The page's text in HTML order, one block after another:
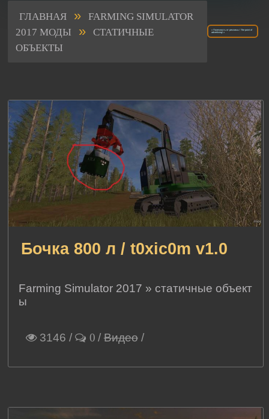
ГЛАВНАЯ »
FARMING SIMULATOR
2017 МОДЫ
»
СТАТИЧНЫЕ
ОБЪЕКТЫ
« Полезность от рекламы / The point of
advertising! »
Бочка 800 л / t0xic0m v1.0
Farming Simulator 2017 » статичные объект
ы
3146 / 0 /Видео/